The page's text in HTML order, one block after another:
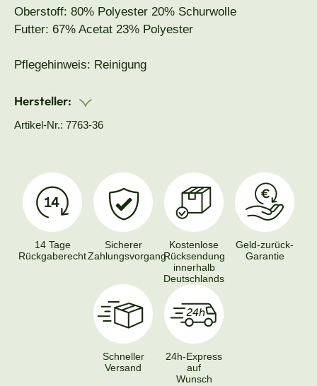
Oberstoff: 80% Polyester 20% Schurwolle
Futter: 67% Acetat 23% Polyester
Pflegehinweis: Reinigung
Hersteller:
Artikel-Nr.: 7763-36
14 Tage
Rückgaberecht
Sicherer
Zahlungsvorgang
Kostenlose
Rücksendung
innerhalb
Deutschlands
Geld-zurück-
Garantie
Schneller
Versand
24h-Express
auf
Wunsch